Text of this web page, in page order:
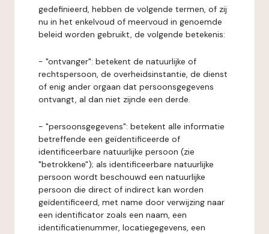
gedefinieerd, hebben de volgende termen, of zij
nu in het enkelvoud of meervoud in genoemde
beleid worden gebruikt, de volgende betekenis:
- "ontvanger": betekent de natuurlijke of
rechtspersoon, de overheidsinstantie, de dienst
of enig ander orgaan dat persoonsgegevens
ontvangt, al dan niet zijnde een derde.
- "persoonsgegevens": betekent alle informatie
betreffende een geïdentificeerde of
identificeerbare natuurlijke persoon (zie
"betrokkene"); als identificeerbare natuurlijke
persoon wordt beschouwd een natuurlijke
persoon die direct of indirect kan worden
geïdentificeerd, met name door verwijzing naar
een identificator zoals een naam, een
identificatienummer, locatiegegevens, een